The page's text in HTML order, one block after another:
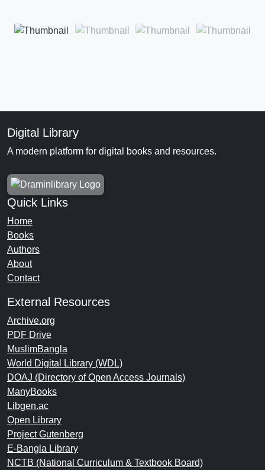
Digital Library
A modern platform for digital books and resources.
Quick Links
Home
Books
Authors
About
Contact
External Resources
Archive.org
PDF Drive
MuslimBangla
World Digital Library (WDL)
DOAJ (Directory of Open Access Journals)
ManyBooks
Libgen.ac
Open Library
Project Gutenberg
E-Bangla Library
NCTB (National Curriculum & Textbook Board)